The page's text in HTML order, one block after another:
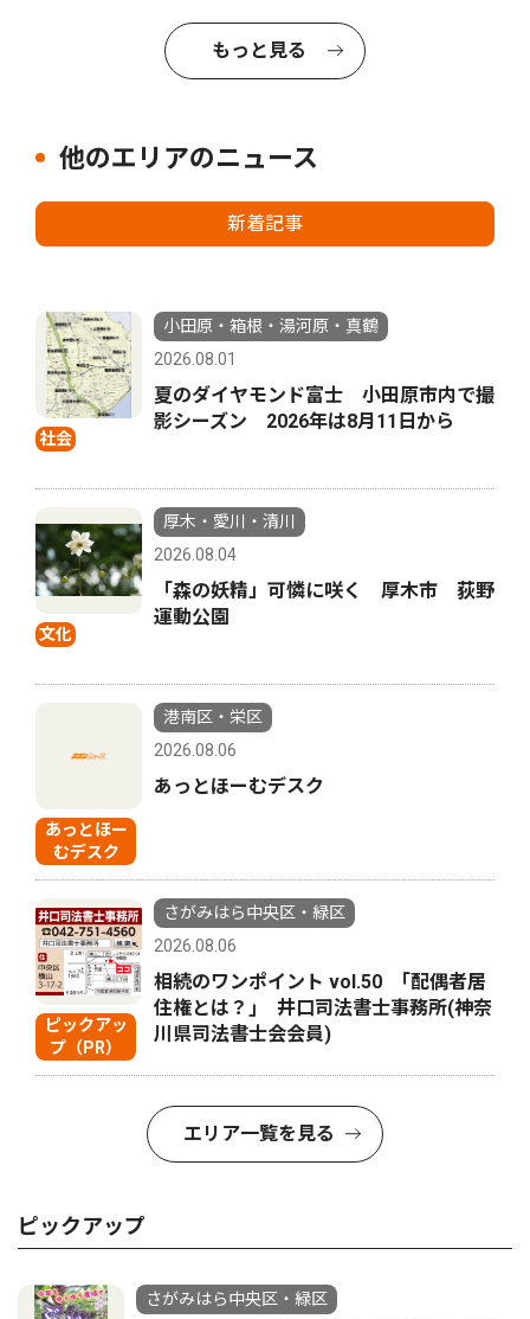
もっと見る
他のエリアのニュース
新着記事
社会
小田原・箱根・湯河原・真鶴
2026.08.01
夏のダイヤモンド富士 小田原市内で撮
影シーズン 2026年は8月11日から
文化
厚木・愛川・清川
2026.08.04
「森の妖精」可憐に咲く 厚木市 荻野
運動公園
あっとほー
むデスク
港南区・栄区
2026.08.06
あっとほーむデスク
ピックアッ
プ（PR）
さがみはら中央区・緑区
2026.08.06
相続のワンポイント vol.50 ｢配偶者居
住権とは？｣ 井口司法書士事務所(神奈
川県司法書士会会員)
エリア一覧を見る
ピックアップ
さがみはら中央区・緑区